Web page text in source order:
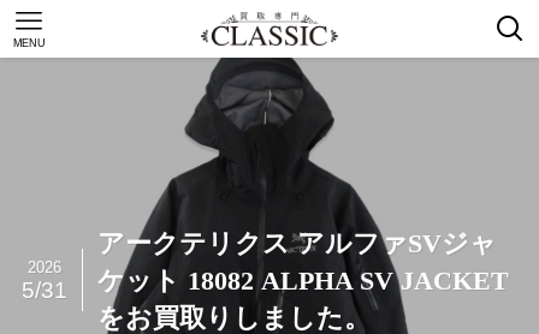
MENU
アークテリクス アルファSVジャ
ケット 18082 ALPHA SV JACKET
をお買取りしました。
2026
5/31